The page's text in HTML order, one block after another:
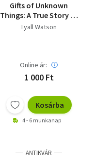
Gifts of Unknown
Things: A True Story of
Nature, Healing, and
Lyall Watson
Online ár:
1 000 Ft
Kosárba
4 - 6 munkanap
ANTIKVÁR